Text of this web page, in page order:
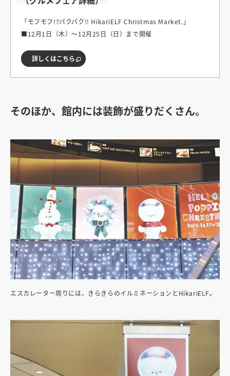
「モフモフ!?パクパク!! HikariELF Christmas Market.」
■12月1日（木）〜12月25日（日）まで開催
詳しくはこちら
そのほか、館内には装飾が盛りだくさん。
エスカレーター周りには、きらきらのイルミネーションとHikariELF。